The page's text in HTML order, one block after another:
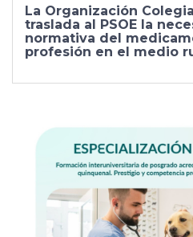
La Organización
traslada al PSOE la
normativa del
profesión en el medio